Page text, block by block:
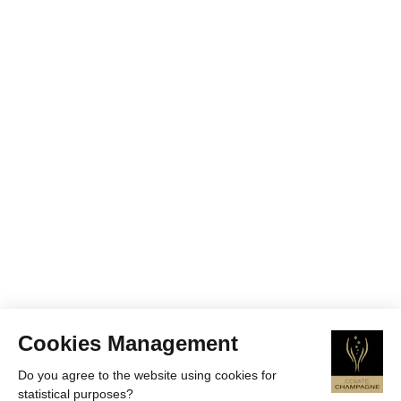
Cookies Management
Do you agree to the website using cookies for
statistical purposes?